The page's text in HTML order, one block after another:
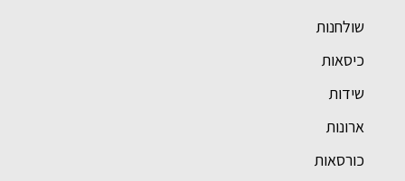
שולחנות
כיסאות
שידות
ארונות
כורסאות